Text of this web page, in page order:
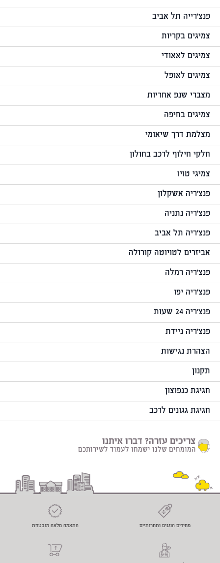
פנצ'רייה תל אביב
צמיגים בקריות
צמיגים לאאודי
צמיגים לאופל
מצברי שנפ אחריות
צמיגים בחיפה
מצלמת דרך שיאומי
חלקי חילוף לרכב בחולון
צמיגי טויו
פנצ'ריה אשקלון
פנצ'ריה נתניה
פנצ'ריה תל אביב
אביזרים לטויוטה קורולה
פנצ'ריה רמלה
פנצ'ריה יפו
פנצ'ריה 24 שעות
פנצ'ריה ניידת
הצהרת נגישות
תקנון
חגיגת כנפוצון
חגיגת גגונים לרכב
צריכים עזרה? דברו איתנו
המומחים שלנו ישמחו לעמוד לשירותכם
מחירים הוגנים ותחרותיים התאמה מלאה מובטחת